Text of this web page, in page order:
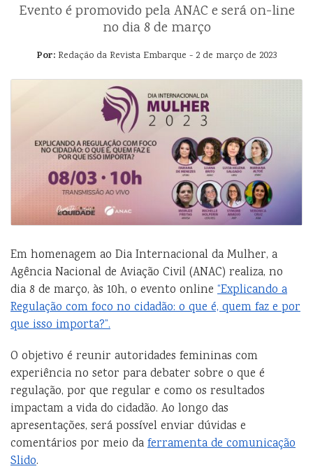
Evento é promovido pela ANAC e será on-line
no dia 8 de março
Por: Redação da Revista Embarque - 2 de março de 2023
Em homenagem ao Dia Internacional da Mulher, a
Agência Nacional de Aviação Civil (ANAC) realiza, no
dia 8 de março, às 10h, o evento online “Explicando a
Regulação com foco no cidadão: o que é, quem faz e por
que isso importa?”.
O objetivo é reunir autoridades femininas com
experiência no setor para debater sobre o que é
regulação, por que regular e como os resultados
impactam a vida do cidadão. Ao longo das
apresentações, será possível enviar dúvidas e
comentários por meio da ferramenta de comunicação
Slido.